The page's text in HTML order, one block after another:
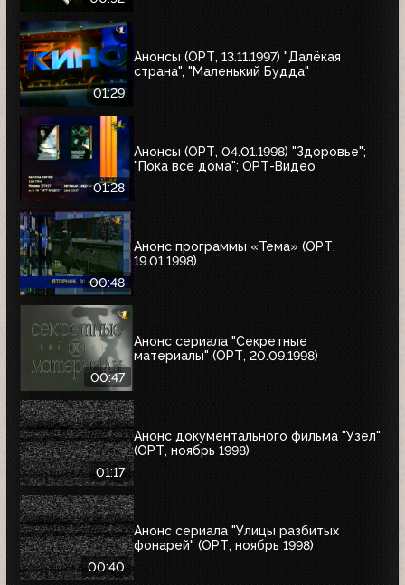
01:29
Анонсы (ОРТ, 13.11.1997) "Далёкая
страна", "Маленький Будда"
01:28
Анонсы (ОРТ, 04.01.1998) "Здоровье";
"Пока все дома"; ОРТ-Видео
00:48
Анонс программы «Тема» (ОРТ,
19.01.1998)
00:47
Анонс сериала "Секретные
материалы" (ОРТ, 20.09.1998)
01:17
Анонс документального фильма "Узел"
(ОРТ, ноябрь 1998)
00:40
Анонс сериала "Улицы разбитых
фонарей" (ОРТ, ноябрь 1998)